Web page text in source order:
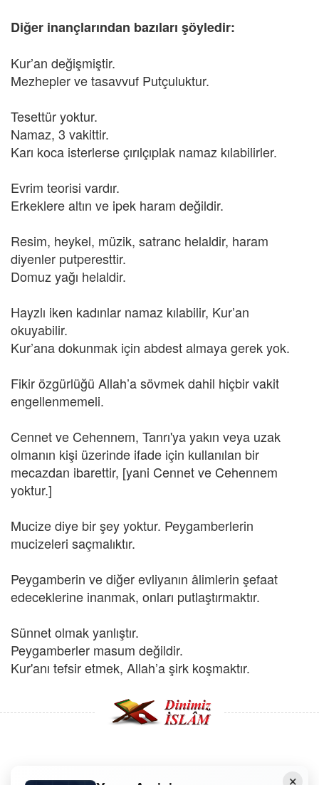
Diğer inançlarından bazıları şöyledir:
Kur’an değişmiştir.
Mezhepler ve tasavvuf Putçuluktur.
Tesettür yoktur.
Namaz, 3 vakittir.
Karı koca isterlerse çırılçıplak namaz kılabilirler.
Evrim teorisi vardır.
Erkeklere altın ve ipek haram değildir.
Resim, heykel, müzik, satranc helaldir, haram
diyenler putperesttir.
Domuz yağı helaldir.
Hayzlı iken kadınlar namaz kılabilir, Kur’an
okuyabilir.
Kur’ana dokunmak için abdest almaya gerek yok.
Fikir özgürlüğü Allah’a sövmek dahil hiçbir vakit
engellenmemeli.
Cennet ve Cehennem, Tanrı'ya yakın veya uzak
olmanın kişi üzerinde ifade için kullanılan bir
mecazdan ibarettir, [yani Cennet ve Cehennem
yoktur.]
Mucize diye bir şey yoktur. Peygamberlerin
mucizeleri saçmalıktır.
Peygamberin ve diğer evliyanın âlimlerin şefaat
edeceklerine inanmak, onları putlaştırmaktır.
Sünnet olmak yanlıştır.
Peygamberler masum değildir.
Kur'anı tefsir etmek, Allah’a şirk koşmaktır.
×